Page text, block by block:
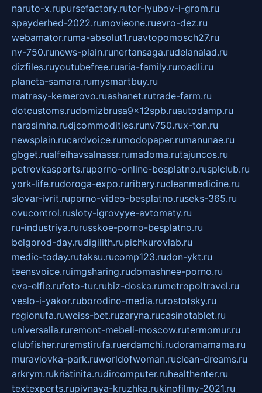
naruto-x.rupursefactory.rutor-lyubov-i-grom.ru
spayderhed-2022.rumovieone.ruevro-dez.ru
webamator.ruma-absolut1.ruavtopomosch27.ru
nv-750.runews-plain.runertansaga.rudelanalad.ru
dizfiles.ruyoutubefree.ruaria-family.ruroadli.ru
planeta-samara.rumysmartbuy.ru
matrasy-kemerovo.ruashanet.rutrade-farm.ru
dotcustoms.rudomizbrusa9x12spb.ruautodamp.ru
narasimha.rudjcommodities.runv750.rux-ton.ru
newsplain.rucardvoice.rumodopaper.rumanunae.ru
gbget.rualfeihavsalnassr.rumadoma.rutajuncos.ru
petrovkasports.ruporno-online-besplatno.rusplclub.ru
york-life.rudoroga-expo.ruribery.rucleanmedicine.ru
slovar-ivrit.ruporno-video-besplatno.ruseks-365.ru
ovucontrol.rusloty-igrovyye-avtomaty.ru
ru-industriya.rurusskoe-porno-besplatno.ru
belgorod-day.rudigilith.rupichkurovlab.ru
medic-today.rutaksu.rucomp123.rudon-ykt.ru
teensvoice.ruimgsharing.rudomashnee-porno.ru
eva-elfie.rufoto-tur.rubiz-doska.rumetropoltravel.ru
veslo-i-yakor.ruborodino-media.rurostotsky.ru
regionufa.ruweiss-bet.ruzaryna.rucasinotablet.ru
universalia.ruremont-mebeli-moscow.rutermomur.ru
clubfisher.ruremstirufa.ruerdamchi.rudoramamama.ru
muraviovka-park.ruworldofwoman.ruclean-dreams.ru
arkrym.rukristinita.rudircomputer.ruhealthenter.ru
textexperts.rupivnaya-kruzhka.rukinofilmy-2021.ru